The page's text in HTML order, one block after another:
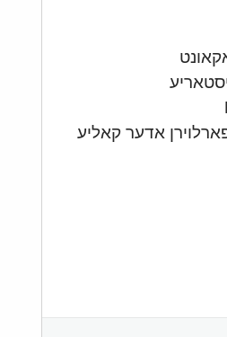
אדער קאליע